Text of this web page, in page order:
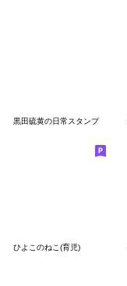
黒田硫黄の日常スタンプ
ひよこのねこ(育児)